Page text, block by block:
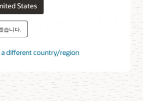
States
습니다.
a different country/region
Hub